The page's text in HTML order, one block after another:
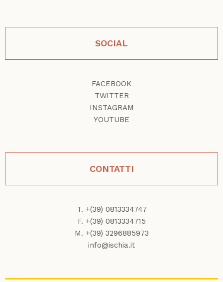
SOCIAL
FACEBOOK
TWITTER
INSTAGRAM
YOUTUBE
CONTATTI
T. +(39) 0813334747
F. +(39) 0813334715
M. +(39) 3296885973
info@ischia.it